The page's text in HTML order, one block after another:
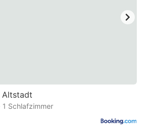
Altstadt
1 Schlafzimmer